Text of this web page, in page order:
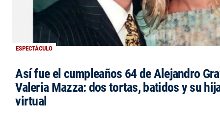
ESPECTÁCULO
Así fue el cumpleaños 64 de Alejandro
Valeria Mazza: dos tortas, batidos y su
virtual